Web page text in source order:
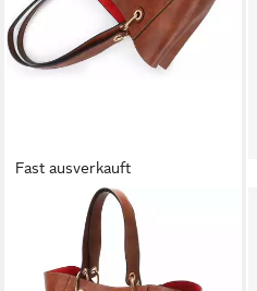
Fast ausverkauft
LUXUSKOLLEKTION
Shopper Damen
Henkeltaschen Leder Groß
Kapazität Shopper Tasche